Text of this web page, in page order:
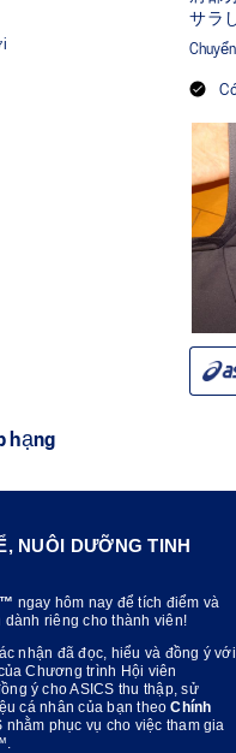
NUÔI DƯỠNG TINH
ngay hôm nay để tích điểm và
riêng cho thành viên!
nhận đã đọc, hiểu và đồng ý với
Chương trình Hội viên
ý cho ASICS thu thập, sử
cá nhân của bạn theoChính
nhằm phục vụ cho việc tham gia